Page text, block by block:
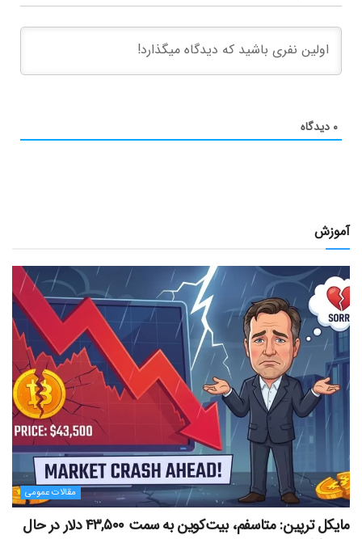
۰ دیدگاه
آموزش
مقالات عمومی
مایکل ترپین: متاسفم، بیت‌کوین به سمت ۴۳,۵۰۰ دلار در حال